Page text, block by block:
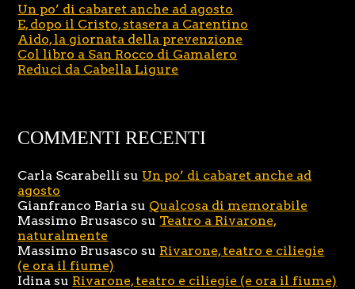
Un po’ di cabaret anche ad agosto
E, dopo il Cristo, stasera a Carentino
Aido, la giornata della prevenzione
Col libro a San Rocco di Gamalero
Reduci da Cabella Ligure
COMMENTI RECENTI
Carla Scarabelli su Un po’ di cabaret anche ad
agosto
Gianfranco Baria su Qualcosa di memorabile
Massimo Brusasco su Teatro a Rivarone,
naturalmente
Massimo Brusasco su Rivarone, teatro e ciliegie
(e ora il fiume)
Idina su Rivarone, teatro e ciliegie (e ora il fiume)